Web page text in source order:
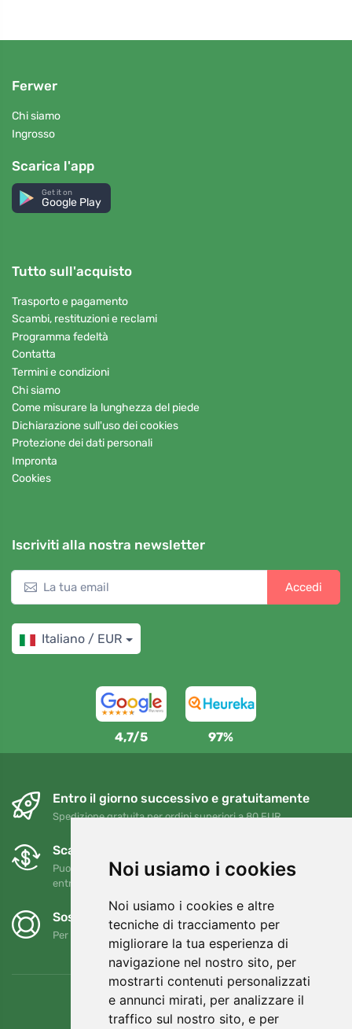
Noi usiamo i cookies
Noi usiamo i cookies e altre
tecniche di tracciamento per
migliorare la tua esperienza di
navigazione nel nostro sito, per
mostrarti contenuti personalizzati
e annunci mirati, per analizzare il
traffico sul nostro sito, e per
Ferwer
Chi siamo
Ingrosso
Scarica l'app
Get it on
Google Play
Tutto sull'acquisto
Trasporto e pagamento
Scambi, restituzioni e reclami
Programma fedeltà
Contatta
Termini e condizioni
Chi siamo
Come misurare la lunghezza del piede
Dichiarazione sull'uso dei cookies
Protezione dei dati personali
Impronta
Cookies
Iscriviti alla nostra newsletter
Accedi
Italiano / EUR
4,7/5 97%
Entro il giorno successivo e gratuitamente
Spedizione gratuita per ordini superiori a 80 EUR
Scambi e resi gratuiti
Puoi restituire o cambiare il tuo ordine in qualsiasi momento
entro 90 giorni
Sosteniamo Trees.org
Per ogni ordine piantiamo un albero! Leggi di più